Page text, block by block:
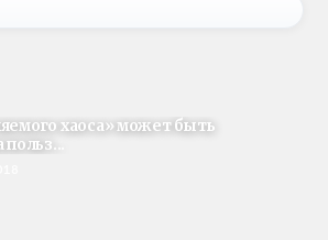
хаоса» может быть